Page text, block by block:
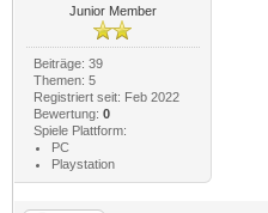
Junior Member
Beiträge: 39
Themen: 5
Registriert seit: Feb 2022
Bewertung: 0
Spiele Plattform:
PC
Playstation